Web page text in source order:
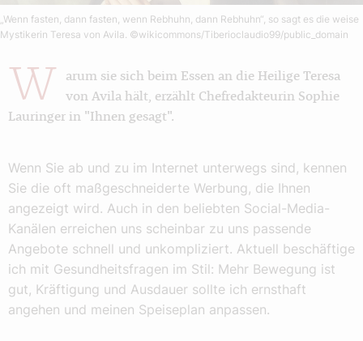
„Wenn fasten, dann fasten, wenn Rebhuhn, dann Rebhuhn“, so sagt es die weise
Mystikerin Teresa von Avila. ©wikicommons/Tiberioclaudio99/public_domain
W
arum sie sich beim Essen an die Heilige Teresa
von Avila hält, erzählt Chefredakteurin Sophie
Lauringer in "Ihnen gesagt".
Wenn Sie ab und zu im Internet unterwegs sind, kennen
Sie die oft maßgeschneiderte Werbung, die Ihnen
angezeigt wird. Auch in den beliebten Social-Media-
Kanälen erreichen uns scheinbar zu uns passende
Angebote schnell und unkompliziert. Aktuell beschäftige
ich mit Gesundheitsfragen im Stil: Mehr Bewegung ist
gut, Kräftigung und Ausdauer sollte ich ernsthaft
angehen und meinen Speiseplan anpassen.